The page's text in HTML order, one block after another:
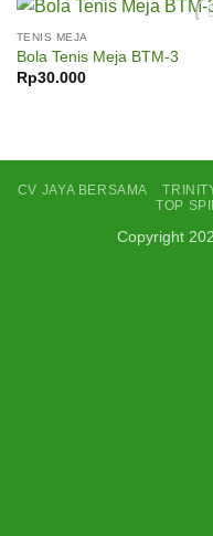
TENIS MEJA
Bola Tenis Meja BTM-3
Rp30.000
CV JAYA BERSAMA
TOP
Copyright